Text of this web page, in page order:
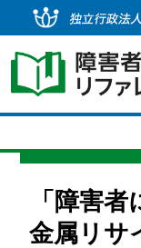
「障害
金属リサ